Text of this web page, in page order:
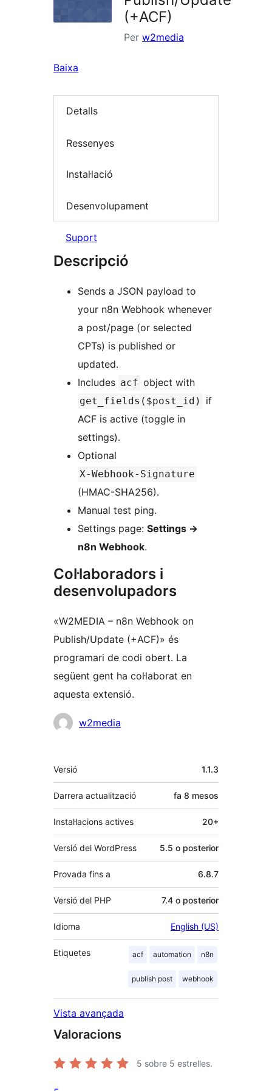
(+ACF)
Per w2media
Baixa
Detalls
Ressenyes
Instal·lació
Desenvolupament
Suport
Descripció
Sends a JSON payload to
your n8n Webhook whenever
a post/page (or selected
CPTs) is published or
updated.
Includes acf object with
get_fields($post_id)
if
ACF is active (toggle in
settings).
Optional
X-Webhook-Signature
(HMAC-SHA256).
Manual test ping.
Settings page: Settings →
n8n Webhook.
Col·laboradors i
desenvolupadors
«W2MEDIA – n8n Webhook on
Publish/Update (+ACF)» és
programari de codi obert. La
següent gent ha col·laborat en
aquesta extensió.
Col·laboradors
w2media
Meta
Versió 1.1.3
Darrera actualització fa 8 mesos
Instal·lacions actives 20+
Versió del WordPress 5.5 o posterior
Provada fins a 6.8.7
Versió del PHP 7.4 o posterior
Idioma English (US)
Etiquetes acf automation n8n
publish post webhook
Vista avançada
Valoracions
5 sobre 5 estrelles.